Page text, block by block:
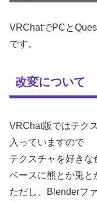
VRChatでPCと
です。
改変について
VRChat版ではテク
入っていますので
テクスチャを好き
ベースに熊とか兎と
ただし、Blenderフ